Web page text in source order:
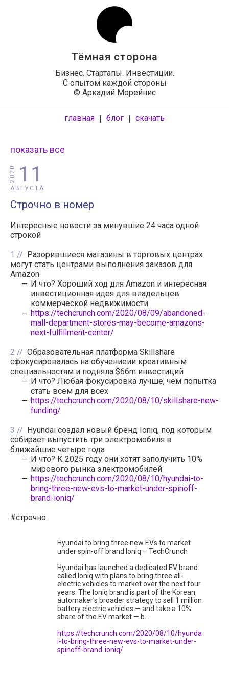
Тёмная сторона
Бизнес. Стартапы. Инвестиции.
С опытом каждой стороны
© Аркадий Морейнис
главная | блог | скачать
показать все
11
АВГУСТА
2020
Строчно в номер
Интересные новости за минувшие 24 часа одной
строкой
1
Разорившиеся магазины в торговых центрах
могут стать центрами выполнения заказов для
Amazon
И что? Хороший ход для Amazon и интересная
инвестиционная идея для владельцев
коммерческой недвижимости
https://techcrunch.com/2020/08/09/abandoned-
mall-department-stores-may-become-amazons-
next-fulfillment-center/
2
Образовательная платформа Skillshare
сфокусировалась на обучениеии креативным
специальностям и подняла $66m инвестиций
И что? Любая фокусировка лучше, чем попытка
стать всем для всех
https://techcrunch.com/2020/08/10/skillshare-new-
funding/
3
Hyundai создал новый бренд Ioniq, под которым
собирает выпустить три электромобиля в
ближайшие четыре года
И что? К 2025 году они хотят заполучить 10%
мирового рынка электромобилей
https://techcrunch.com/2020/08/10/hyundai-to-
bring-three-new-evs-to-market-under-spinoff-
brand-ioniq/
#строчно
Hyundai to bring three new EVs to market
under spin-off brand Ioniq – TechCrunch
Hyundai has launched a dedicated EV brand
called Ioniq with plans to bring three all-
electric vehicles to market over the next four
years. The Ioniq brand is part of the Korean
automaker’s broader strategy to sell 1 million
battery electric vehicles — and take a 10%
share of the EV market — b....
https://techcrunch.com/2020/08/10/hyunda
i-to-bring-three-new-evs-to-market-under-
spinoff-brand-ioniq/